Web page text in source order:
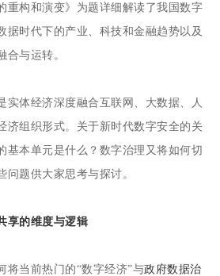
重构和演变》为题详细解读了我国数字
据时代下的产业、科技和金融趋势以及
合与运转。
实体经济深度融合互联网、大数据、人
济组织形式。关于新时代数字安全的关
基本单元是什么？数字治理又将如何切
问题供大家思考与探讨。
享的维度与逻辑
将当前热门的“数字经济”与政府数据治